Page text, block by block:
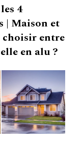
4
| Maison et
choisir entre
en alu ?